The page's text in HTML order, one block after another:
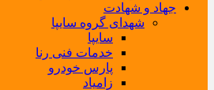
جهاد و شهادت
شهدای گروه سایپا
سایپا
خدمات فنی رنا
پارس خودرو
زامیاد